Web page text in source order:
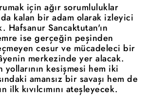
için ağır sorumluluklar
kalan bir adam olarak izleyici
Hafsanur Sancaktutan'ın
ise gerçeğin peşinden
cesur ve mücadeleci bir
merkezinde yer alacak.
yollarının kesişmesi hem iki
amansız bir savaşı hem de
ilk kıvılcımını ateşleyecek.